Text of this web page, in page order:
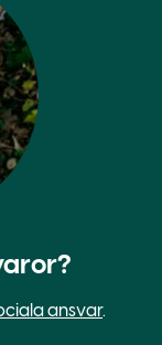
ansvar.